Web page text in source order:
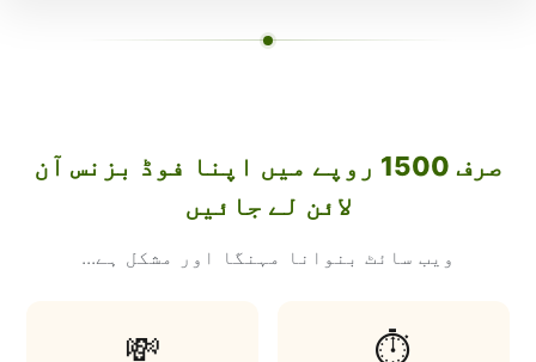
صرف 1500 روپے میں اپنا فوڈ بزنس آن
لائن لے جائیں
ویب سائٹ بنوانا مہنگا اور مشکل ہے...
⏱️
💸